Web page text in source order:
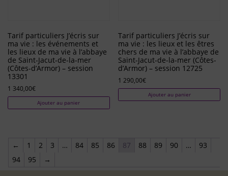
Tarif particuliers J’écris sur
ma vie : les événements et
les lieux de ma vie à l’abbaye
de Saint-Jacut-de-la-mer
(Côtes-d’Armor) – session
13301
1 340,00€
Ajouter au panier
Tarif particuliers J’écris sur
ma vie : les lieux et les êtres
chers de ma vie à l’abbaye de
Saint-Jacut-de-la-mer (Côtes-
d’Armor) – session 12725
1 290,00€
Ajouter au panier
← 1 2 3 … 84 85 86 87 88 89 90 …
93
94
95 →